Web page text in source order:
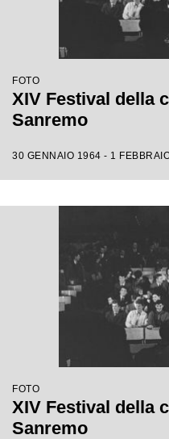
FOTO
XIV Festival della
Sanremo
30 GENNAIO 1964 - 1
FOTO
XIV Festival della
Sanremo